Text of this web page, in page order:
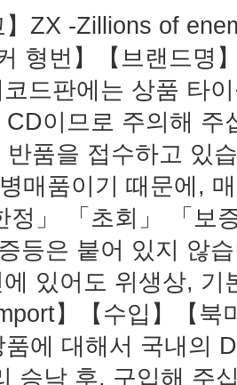
】ZX -Zillions of
형번】【브랜드
드판에는 상품 타
CD이므로 주의해
반품을 접수하고 있
매품이기 때문에,
정」 「초회」 「보
등은 붙어 있지 않
에 있어도 위생상,
】【수입】【북
품에 대해서 국내의
승낙 후, 구입해 주